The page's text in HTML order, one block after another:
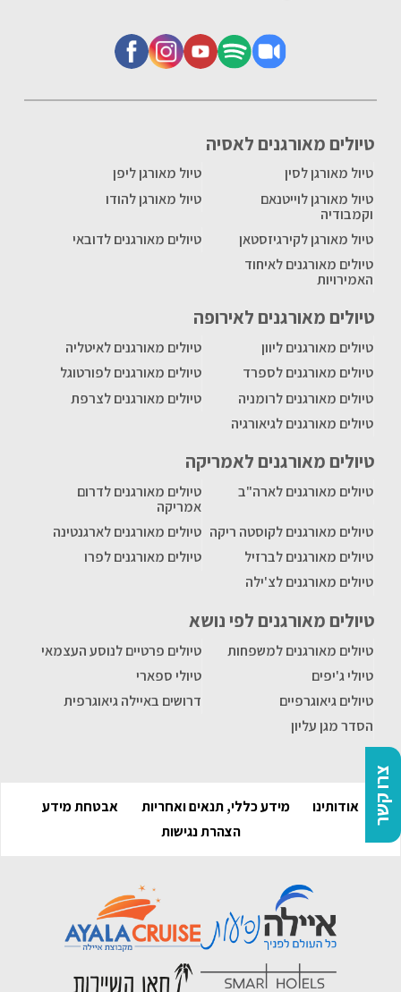
צרו קשר
טיולים מאורגנים לאסיה
טיול מאורגן לסין
טיול מאורגן ליפן
טיול מאורגן לוייטנאם
וקמבודיה
טיול מאורגן להודו
טיול מאורגן לקירגיזסטאן
טיולים מאורגנים לדובאי
טיולים מאורגנים לאיחוד
האמירויות
טיולים מאורגנים לאירופה
טיולים מאורגנים ליוון
טיולים מאורגנים לאיטליה
טיולים מאורגנים לספרד
טיולים מאורגנים לפורטוגל
טיולים מאורגנים לרומניה
טיולים מאורגנים לצרפת
טיולים מאורגנים לגיאורגיה
טיולים מאורגנים לאמריקה
טיולים מאורגנים לארה"ב
טיולים מאורגנים לדרום
אמריקה
טיולים מאורגנים לקוסטה ריקה טיולים מאורגנים לארגנטינה
טיולים מאורגנים לברזיל
טיולים מאורגנים לפרו
טיולים מאורגנים לצ'ילה
טיולים מאורגנים לפי נושא
טיולים מאורגנים למשפחות
טיולים פרטיים לנוסע העצמאי
טיולי ג'יפים
טיולי ספארי
טיולים גיאוגרפיים
דרושים באיילה גיאוגרפית
הסדר מגן עליון
אודותינו מידע כללי, תנאים ואחריות
אבטחת מידע
הצהרת נגישות